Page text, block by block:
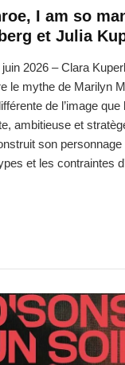
I am so
et Julia
2026 – Clara
le mythe de Marilyn
de l’image que
ambitieuse et
son personnage
et les contraintes